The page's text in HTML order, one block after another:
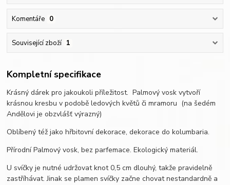
Komentáře 0
Související zboží 1
Kompletní specifikace
Krásný dárek pro jakoukoli příležitost. Palmový vosk vytvoří
krásnou kresbu v podobě ledových květů či mramoru (na šedém
Andělovi je obzvlášť výrazný)
Oblíbený též jako hřbitovní dekorace, dekorace do kolumbaria.
Přírodní Palmový vosk, bez parfemace. Ekologický materiál.
U svíčky je nutné udržovat knot 0,5 cm dlouhý, takže pravidelně
zastříhávat. Jinak se plamen svíčky začne chovat nestandardně a